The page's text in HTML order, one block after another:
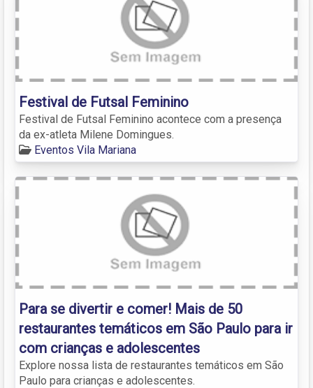
Festival de Futsal Feminino
Festival de Futsal Feminino acontece com a presença
da ex-atleta Milene Domingues.
Eventos Vila Mariana
Para se divertir e comer! Mais de 50
restaurantes temáticos em São Paulo para ir
com crianças e adolescentes
Explore nossa lista de restaurantes temáticos em São
Paulo para crianças e adolescentes.